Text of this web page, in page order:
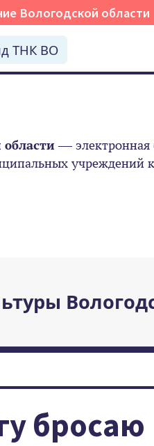
Вологодской области
ТНК ВО
— электронная
учреждений
бросаю